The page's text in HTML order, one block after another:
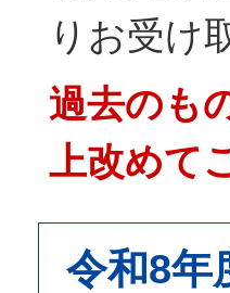
りお受け
過去のも
上改めて
令和8年